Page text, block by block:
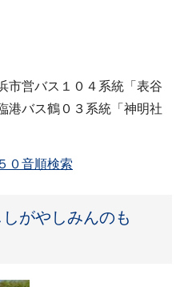
市営バス１０４系統「表谷
港バス鶴０３系統「神明社
５０音順検索
がやしみんのも